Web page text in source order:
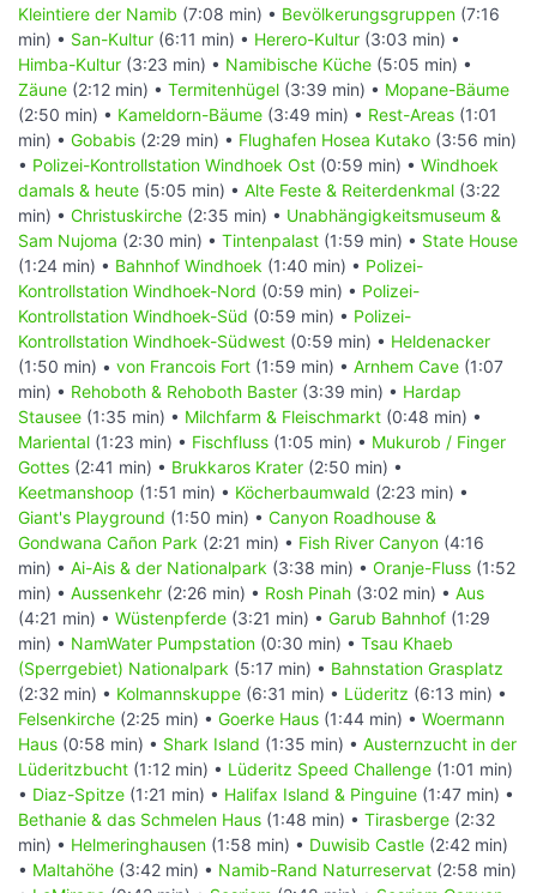
Kleintiere der Namib (7:08 min) • Bevölkerungsgruppen (7:16
min) • San-Kultur (6:11 min) • Herero-Kultur (3:03 min) •
Himba-Kultur (3:23 min) • Namibische Küche (5:05 min) •
Zäune (2:12 min) • Termitenhügel (3:39 min) • Mopane-Bäume
(2:50 min) • Kameldorn-Bäume (3:49 min) • Rest-Areas (1:01
min) • Gobabis (2:29 min) • Flughafen Hosea Kutako (3:56 min)
• Polizei-Kontrollstation Windhoek Ost (0:59 min) • Windhoek
damals & heute (5:05 min) • Alte Feste & Reiterdenkmal (3:22
min) • Christuskirche (2:35 min) • Unabhängigkeitsmuseum &
Sam Nujoma (2:30 min) • Tintenpalast (1:59 min) • State House
(1:24 min) • Bahnhof Windhoek (1:40 min) • Polizei-
Kontrollstation Windhoek-Nord (0:59 min) • Polizei-
Kontrollstation Windhoek-Süd (0:59 min) • Polizei-
Kontrollstation Windhoek-Südwest (0:59 min) • Heldenacker
(1:50 min) • von Francois Fort (1:59 min) • Arnhem Cave (1:07
min) • Rehoboth & Rehoboth Baster (3:39 min) • Hardap
Stausee (1:35 min) • Milchfarm & Fleischmarkt (0:48 min) •
Mariental (1:23 min) • Fischfluss (1:05 min) • Mukurob / Finger
Gottes (2:41 min) • Brukkaros Krater (2:50 min) •
Keetmanshoop (1:51 min) • Köcherbaumwald (2:23 min) •
Giant's Playground (1:50 min) • Canyon Roadhouse &
Gondwana Cañon Park (2:21 min) • Fish River Canyon (4:16
min) • Ai-Ais & der Nationalpark (3:38 min) • Oranje-Fluss (1:52
min) • Aussenkehr (2:26 min) • Rosh Pinah (3:02 min) • Aus
(4:21 min) • Wüstenpferde (3:21 min) • Garub Bahnhof (1:29
min) • NamWater Pumpstation (0:30 min) • Tsau Khaeb
(Sperrgebiet) Nationalpark (5:17 min) • Bahnstation Grasplatz
(2:32 min) • Kolmannskuppe (6:31 min) • Lüderitz (6:13 min) •
Felsenkirche (2:25 min) • Goerke Haus (1:44 min) • Woermann
Haus (0:58 min) • Shark Island (1:35 min) • Austernzucht in der
Lüderitzbucht (1:12 min) • Lüderitz Speed Challenge (1:01 min)
• Diaz-Spitze (1:21 min) • Halifax Island & Pinguine (1:47 min) •
Bethanie & das Schmelen Haus (1:48 min) • Tirasberge (2:32
min) • Helmeringhausen (1:58 min) • Duwisib Castle (2:42 min)
• Maltahöhe (3:42 min) • Namib-Rand Naturreservat (2:58 min)